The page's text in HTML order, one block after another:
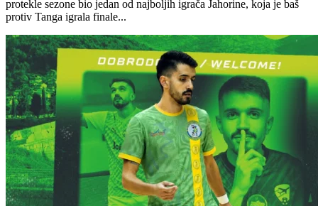
protekle sezone bio jedan od najboljih igrača Jahorine, koja je baš
protiv Tanga igrala finale...